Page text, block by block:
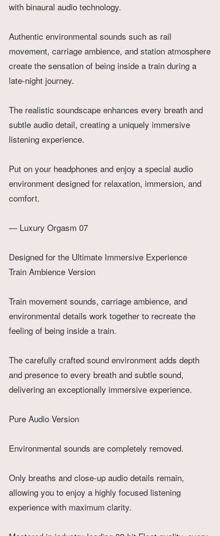
with binaural audio technology.
Authentic environmental sounds such as rail
movement, carriage ambience, and station atmosphere
create the sensation of being inside a train during a
late-night journey.
The realistic soundscape enhances every breath and
subtle audio detail, creating a uniquely immersive
listening experience.
Put on your headphones and enjoy a special audio
environment designed for relaxation, immersion, and
comfort.
— Luxury Orgasm 07
Designed for the Ultimate Immersive Experience
Train Ambience Version
Train movement sounds, carriage ambience, and
environmental details work together to recreate the
feeling of being inside a train.
The carefully crafted sound environment adds depth
and presence to every breath and subtle sound,
delivering an exceptionally immersive experience.
Pure Audio Version
Environmental sounds are completely removed.
Only breaths and close-up audio details remain,
allowing you to enjoy a highly focused listening
experience with maximum clarity.